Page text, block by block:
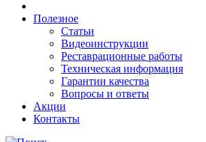
Полезное
Статьи
Видеоинструкции
Реставрационные работы
Техническая информация
Гарантии качества
Вопросы и ответы
Акции
Контакты